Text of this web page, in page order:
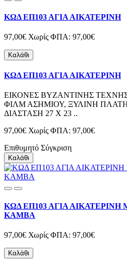
ΚΩΔ ΕΠ103 ΑΓΙΑ ΑΙΚΑΤΕΡΙΝΗ
97,00€ Χωρίς ΦΠΑ: 97,00€
Καλάθι
ΚΩΔ ΕΠ103 ΑΓΙΑ ΑΙΚΑΤΕΡΙΝΗ
ΕΙΚΟΝΕΣ ΒΥΖΑΝΤΙΝΗΣ
ΦΙΛΜ ΑΣΗΜΙΟΥ, ΞΥΛΙΝΗ
ΔΙΑΣΤΑΣΗ 27 Χ 23 ..
97,00€ Χωρίς ΦΠΑ: 97,00€
Επιθυμητό Σύγκριση
Καλάθι
ΚΩΔ ΕΠ103 ΑΓΙΑ
ΚΑΜΒΑ
97,00€ Χωρίς ΦΠΑ: 97,00€
Καλάθι